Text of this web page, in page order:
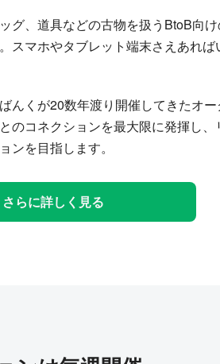
グ、道具などの古物を扱うBtoB向
スマホやタブレット端末さえあれ
んくが20数年渡り開催してきたオ
のコネクションを最大限に発揮し
ンを目指します。
さらに詳しく見る